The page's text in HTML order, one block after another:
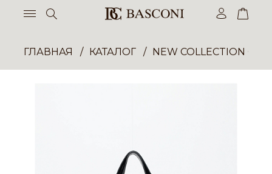
ГЛАВНАЯ КАТАЛОГ NEW COLLECTION